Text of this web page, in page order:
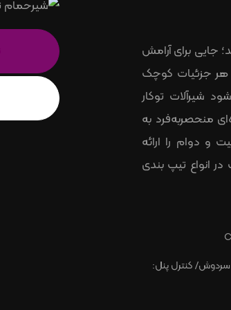
جایی برای آرامش
، هر جزئیات کوچک
شیرآلات توکار
منحصر‌به‌فرد به
و دوام را ارائه
با 15 سال ضمانت در انواع تیپ بندی
C
سردوش/ کنترل پنل: